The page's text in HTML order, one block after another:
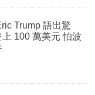
Trump 語出驚
上 100 萬美元 怕波